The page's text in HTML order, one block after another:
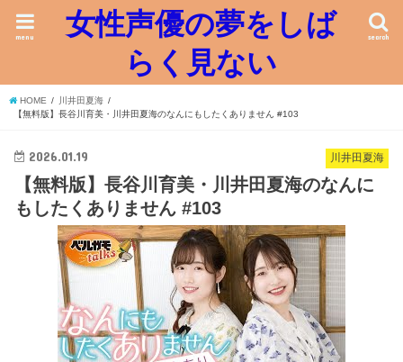
女性声優の夢をしば
らく見ない
search
menu
HOME
川井田夏海
【無料版】長谷川育美・川井田夏海のなんにもしたくありません #103
川井田夏海
2026.01.19
【無料版】長谷川育美・川井田夏海のなんに
もしたくありません #103